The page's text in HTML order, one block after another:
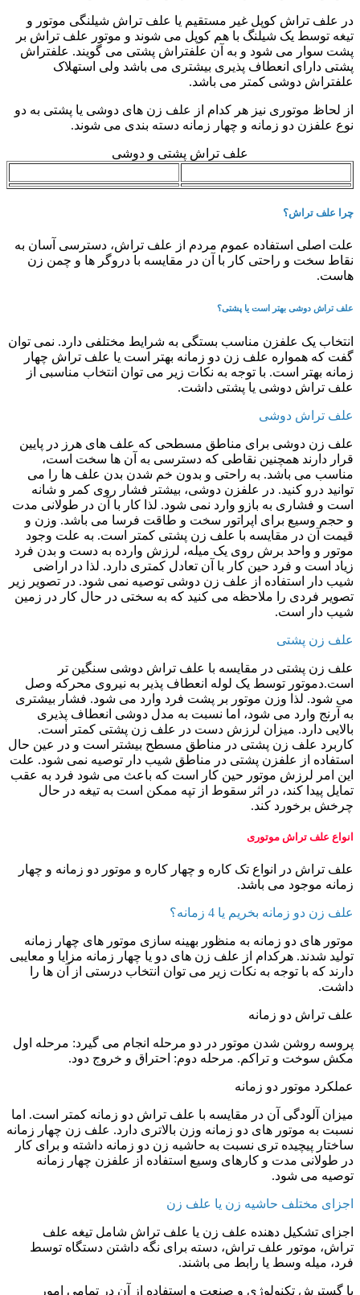
در علف تراش کوپل غیر مستقیم یا علف تراش شیلنگی موتور و
تیغه توسط یک شیلنگ با هم کوپل می شوند و موتور علف تراش بر
پشت سوار می شود و به آن علفتراش پشتی می گویند. علفتراش
پشتی دارای انعطاف پذیری بیشتری می باشد ولی استهلاک
علفتراش دوشی کمتر می باشد.
از لحاظ موتوری نیز هر کدام از علف زن های دوشی یا پشتی به دو
نوع علفزن دو زمانه و چهار زمانه دسته بندی می شوند.
علف تراش پشتی و دوشی
چرا علف تراش؟
علت اصلی استفاده عموم مردم از علف تراش، دسترسی آسان به
نقاط سخت و راحتی کار با آن در مقایسه با دروگر ها و چمن زن
هاست.
علف تراش دوشی بهتر است یا پشتی؟
انتخاب یک علفزن مناسب بستگی به شرایط مختلفی دارد. نمی توان
گفت که همواره علف زن دو زمانه بهتر است یا علف تراش چهار
زمانه بهتر است. با توجه به نکات زیر می توان انتخاب مناسبی از
علف تراش دوشی یا پشتی داشت.
علف تراش دوشی
علف زن دوشی برای مناطق مسطحی که علف های هرز در پایین
قرار دارند همچنین نقاطی که دسترسی به آن ها سخت است،
مناسب می باشد. به راحتی و بدون خم شدن بدن علف ها را می
توانید درو کنید. در علفزن دوشی، بیشتر فشار روی کمر و شانه
است و فشاری به بازو وارد نمی شود. لذا کار با آن در طولانی مدت
و حجم وسیع برای اپراتور سخت و طاقت فرسا می باشد. وزن و
قیمت آن در مقایسه با علف زن پشتی کمتر است. به علت وجود
موتور و واحد برش روی یک میله، لرزش وارده به دست و بدن فرد
زیاد است و فرد حین کار با آن تعادل کمتری دارد. لذا در اراضی
شیب دار استفاده از علف زن دوشی توصیه نمی شود. در تصویر زیر
تصویر فردی را ملاحظه می کنید که به سختی در حال کار در زمین
شیب دار است.
علف زن پشتی
علف زن پشتی در مقایسه با علف تراش دوشی سنگین تر
است.دموتور توسط یک لوله انعطاف پذیر به نیروی محرکه وصل
می شود. لذا وزن موتور بر پشت فرد وارد می شود. فشار بیشتری
به آرنج وارد می شود، اما نسبت به مدل دوشی انعطاف پذیری
بالایی دارد. میزان لرزش دست در علف زن پشتی کمتر است.
کاربرد علف زن پشتی در مناطق مسطح بیشتر است و در عین حال
استفاده از علفزن پشتی در مناطق شیب دار توصیه نمی شود. علت
این امر لرزش موتور حین کار است که باعث می شود فرد به عقب
تمایل پیدا کند، در اثر سقوط از تپه ممکن است به تیغه در حال
چرخش برخورد کند.
انواع علف تراش موتوری
علف تراش در انواع تک کاره و چهار کاره و موتور دو زمانه و چهار
زمانه موجود می باشد.
علف زن دو زمانه بخریم یا 4 زمانه؟
موتور های دو زمانه به منظور بهینه سازی موتور های چهار زمانه
تولید شدند. هرکدام از علف زن های دو یا چهار زمانه مزایا و معایبی
دارند که با توجه به نکات زیر می توان انتخاب درستی از آن ها را
داشت.
علف تراش دو زمانه
پروسه روشن شدن موتور در دو مرحله انجام می گیرد: مرحله اول
مکش سوخت و تراکم. مرحله دوم: احتراق و خروج دود.
عملکرد موتور دو زمانه
میزان آلودگی آن در مقایسه با علف تراش دو زمانه کمتر است. اما
نسبت به موتور های دو زمانه وزن بالاتری دارد. علف زن چهار زمانه
ساختار پیچیده تری نسبت به حاشیه زن دو زمانه داشته و برای کار
در طولانی مدت و کارهای وسیع استفاده از علفزن چهار زمانه
توصیه می شود.
اجزای مختلف حاشیه زن یا علف زن
اجزای تشکیل دهنده علف زن یا علف تراش شامل تیغه علف
تراش، موتور علف تراش، دسته برای نگه داشتن دستگاه توسط
فرد، میله وسط یا رابط می باشند.
با گسترش تکنولوژی و صنعت و استفاده از آن در تمامی امور